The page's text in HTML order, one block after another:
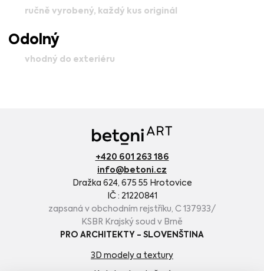
ručně vyrobený, každý kus originál
Odolný
vhodný do exteriéru
+420 601 263 186
info@betoni.cz
Dražka 624, 675 55 Hrotovice
IČ : 21220841
zapsaná v obchodním rejstříku, C 137933/
KSBR Krajský soud v Brně
PRO ARCHITEKTY - SLOVENŠTINA
3D modely a textury